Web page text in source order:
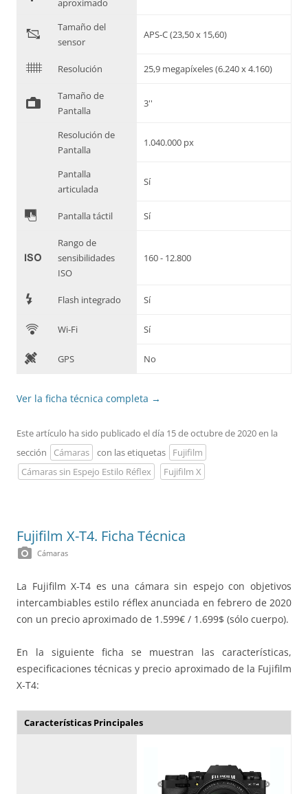
aproximado
"
Tamaño del
sensor
APS-C (23,50 x 15,60)
$ Resolución 25,9 megapíxeles (6.240 x 4.160)
%
Tamaño de
Pantalla
3''
Resolución de
Pantalla
1.040.000 px
Pantalla
articulada
Sí
& Pantalla táctil Sí
'
Rango de
sensibilidades
ISO
160 - 12.800
7 Flash integrado Sí
C Wi-Fi Sí
D GPS No
Ver la ficha técnica completa →
Este artículo ha sido publicado el día 15 de octubre de 2020 en la
sección
Cámaras con las etiquetas
Fujifilm
Cámaras sin Espejo Estilo Réflex
Fujifilm X
Fujifilm X-T4. Ficha Técnica
photo_camera Cámaras
La Fujifilm X-T4 es una cámara sin espejo con objetivos
intercambiables estilo réflex anunciada en febrero de 2020
con un precio aproximado de 1.599€ / 1.699$ (sólo cuerpo).
En la siguiente ficha se muestran las características,
especificaciones técnicas y precio aproximado de la Fujifilm
X-T4:
Características Principales